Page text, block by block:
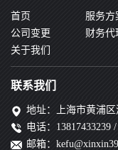
首页 服务方
公司变更
财务代
关于我们
联系我们
地址：上海市黄浦
电话：13817433239
邮箱：